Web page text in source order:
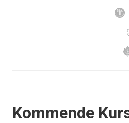
Events
Kommende